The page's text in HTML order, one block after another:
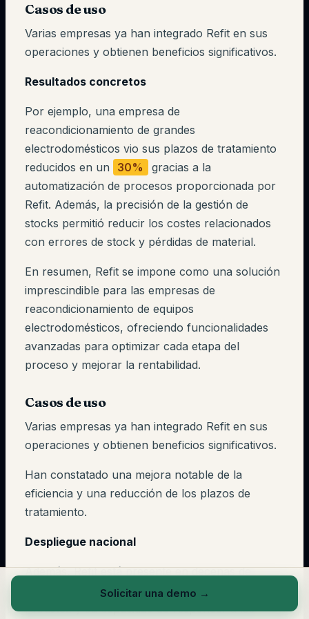
Casos de uso
Varias empresas ya han integrado Refit en sus
operaciones y obtienen beneficios significativos.
Resultados concretos
Por ejemplo, una empresa de
reacondicionamiento de grandes
electrodomésticos vio sus plazos de tratamiento
reducidos en un
30%
gracias a la
automatización de procesos proporcionada por
Refit. Además, la precisión de la gestión de
stocks permitió reducir los costes relacionados
con errores de stock y pérdidas de material.
En resumen, Refit se impone como una solución
imprescindible para las empresas de
reacondicionamiento de equipos
electrodomésticos, ofreciendo funcionalidades
avanzadas para optimizar cada etapa del
proceso y mejorar la rentabilidad.
Casos de uso
Varias empresas ya han integrado Refit en sus
operaciones y obtienen beneficios significativos.
Han constatado una mejora notable de la
eficiencia y una reducción de los plazos de
tratamiento.
Despliegue nacional
Además, Refit está presente en decenas de
almacenes en Francia, lo que testimonia su
robustez y su capacidad de responder a las
Solicitar una demo →